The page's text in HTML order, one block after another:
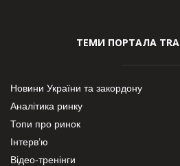
ТЕМИ ПОРТАЛА
Новини України та закордону
Аналітика ринку
Топи про ринок
Інтерв’ю
Відео-тренінги